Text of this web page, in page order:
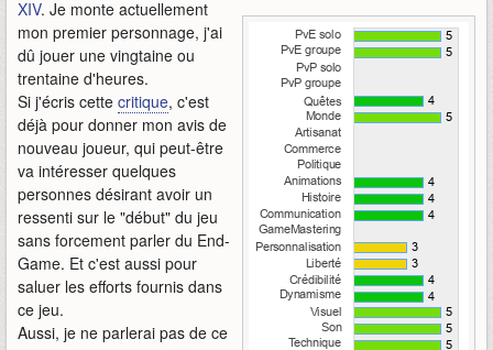
XIV. Je monte actuellement
mon premier personnage, j'ai
dû jouer une vingtaine ou
trentaine d'heures.
Si j'écris cette critique, c'est
déjà pour donner mon avis de
nouveau joueur, qui peut-être
va intéresser quelques
personnes désirant avoir un
ressenti sur le "début" du jeu
sans forcement parler du End-
Game. Et c'est aussi pour
saluer les efforts fournis dans
ce jeu.
Aussi, je ne parlerai pas de ce